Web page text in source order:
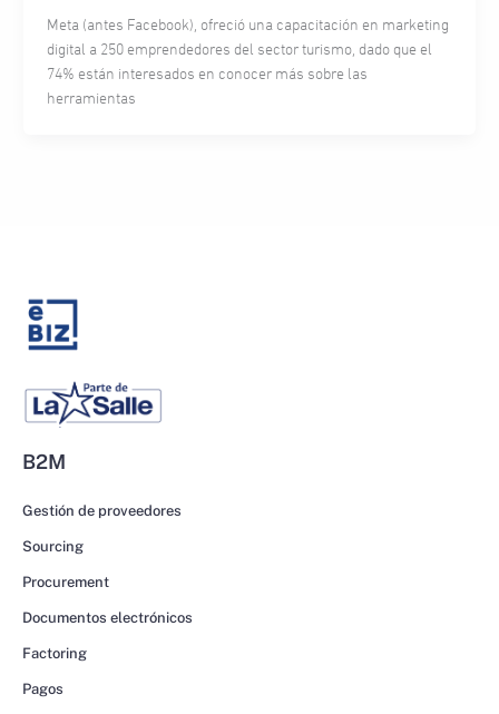
Meta (antes Facebook), ofreció una capacitación en marketing
digital a 250 emprendedores del sector turismo, dado que el
74% están interesados en conocer más sobre las
herramientas
B2M
Gestión de proveedores
Sourcing
Procurement
Documentos electrónicos
Factoring
Pagos